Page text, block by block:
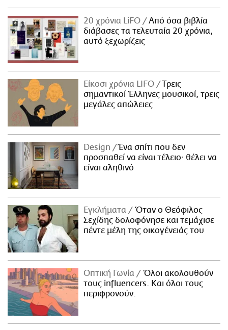
20 χρόνια LiFO
Από όσα βιβλία
διάβασες τα τελευταία 20 χρόνια,
αυτό ξεχωρίζεις
Είκοσι χρόνια LIFO
Tρεις
σημαντικοί Έλληνες μουσικοί, τρεις
μεγάλες απώλειες
Design
Ένα σπίτι που δεν
προσπαθεί να είναι τέλειο· θέλει να
είναι αληθινό
Εγκλήματα
Όταν ο Θεόφιλος
Σεχίδης δολοφόνησε και τεμάχισε
πέντε μέλη της οικογένειάς του
Οπτική Γωνία
Όλοι ακολουθούν
τους influencers. Και όλοι τους
περιφρονούν.